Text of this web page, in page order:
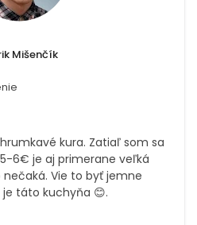
Mišenčík
kura. Zatiaľ som sa
6€ je aj primerane veľká
nečaká. Vie to byť jemne
táto kuchyňa 😊.